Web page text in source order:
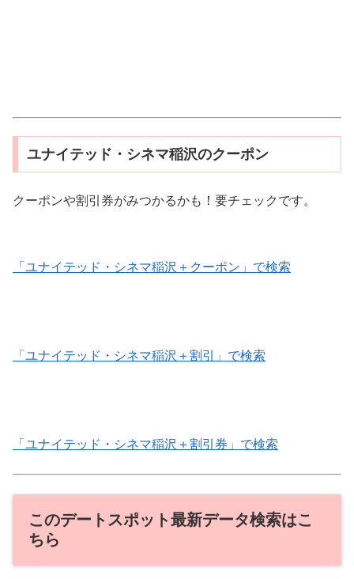
ユナイテッド・シネマ稲沢のクーポン
クーポンや割引券がみつかるかも！要チェックです。
「ユナイテッド・シネマ稲沢＋クーポン」で検索
「ユナイテッド・シネマ稲沢＋割引」で検索
「ユナイテッド・シネマ稲沢＋割引券」で検索
このデートスポット最新データ検索はこ
ちら